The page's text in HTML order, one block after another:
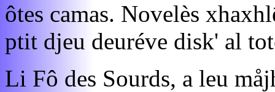
ôtes camas. Novelès
ptit djeu deuréve disk' al
Li Fô des Sourds, a leu